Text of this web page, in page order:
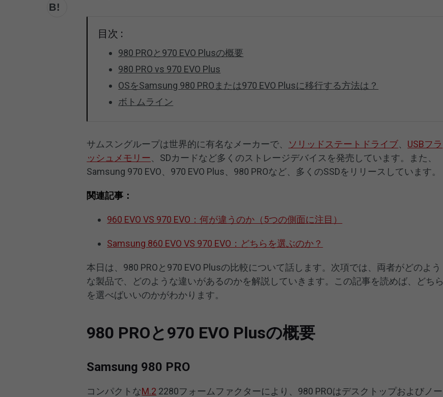
目次 :
980 PROと970 EVO Plusの概要
980 PRO vs 970 EVO Plus
OSをSamsung 980 PROまたは970 EVO Plusに移行する方法は？
ボトムライン
サムスングループは世界的に有名なメーカーで、 ソリッドステートドライブ
USBフラ
ッシュメモリー 、SDカードなど多くのストレージデバイスを発売しています。また、
Samsung 970 EVO、970 EVO Plus、980 PROなど、多くのSSDをリリースしています。
関連記事：
960 EVO VS 970 EVO：何が違うのか（5つの側面に注目）
Samsung 860 EVO VS 970 EVO：どちらを選ぶのか？
本日は、980 PROと970 EVO Plusの比較について話します。次項では、両者がどのよう
な製品で、どのような違いがあるのかを解説していきます。この記事を読めば、どちら
を選べばいいのかがわかります。
980 PROと970 EVO Plusの概要
Samsung 980 PRO
コンパクトなM.2 2280フォームファクターにより、980 PROはデスクトップおよびノー